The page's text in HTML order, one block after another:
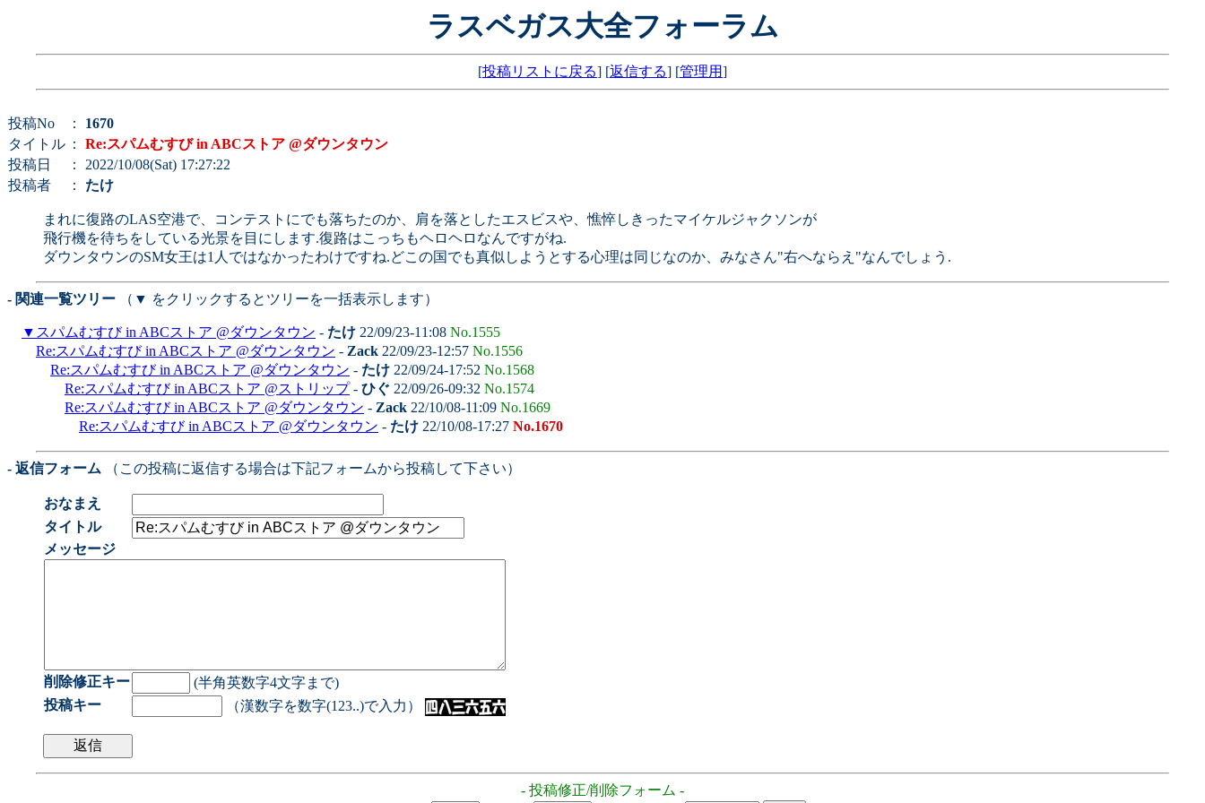
ラスベガス大全フォーラム
[投稿リストに戻る] [返信する] [管理用]
投稿No ： 1670
タイトル ： Re:スパムむすび in ABCストア @ダウンタウン
投稿日
： 2022/10/08(Sat) 17:27:22
投稿者
： たけ
まれに復路のLAS空港で、コンテストにでも落ちたのか、肩を落としたエスビスや、憔悴しきったマイケルジャクソンが
飛行機を待ちをしている光景を目にします.復路はこっちもヘロヘロなんですがね.
ダウンタウンのSM女王は1人ではなかったわけですね.どこの国でも真似しようとする心理は同じなのか、みなさん"右へならえ"なんでしょう.
- 関連一覧ツリー （▼ をクリックするとツリーを一括表示します）
▼ スパムむすび in ABCストア @ダウンタウン - たけ 22/09/23-11:08 No.1555
Re:スパムむすび in ABCストア @ダウンタウン - Zack 22/09/23-12:57 No.1556
Re:スパムむすび in ABCストア @ダウンタウン - たけ 22/09/24-17:52 No.1568
Re:スパムむすび in ABCストア @ストリップ- ひぐ 22/09/26-09:32 No.1574
Re:スパムむすび in ABCストア @ダウンタウン - Zack 22/10/08-11:09 No.1669
Re:スパムむすび in ABCストア @ダウンタウン - たけ 22/10/08-17:27 No.1670
- 返信フォーム （この投稿に返信する場合は下記フォームから投稿して下さい）
おなまえ
タイトル
メッセージ
削除修正キー
(半角英数字4文字まで)
投稿キー
（漢数字を数字(123..)で入力）
- 投稿修正/削除フォーム -